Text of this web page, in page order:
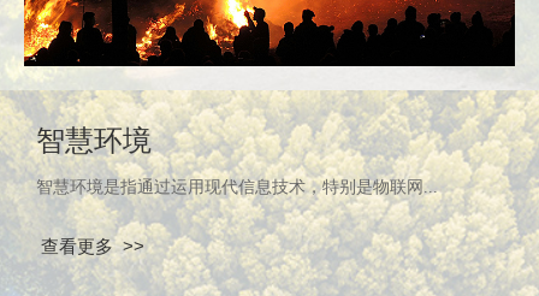
智慧环境
智慧环境是指通过运用现代信息技术，特别是物联网...
查看更多 >>